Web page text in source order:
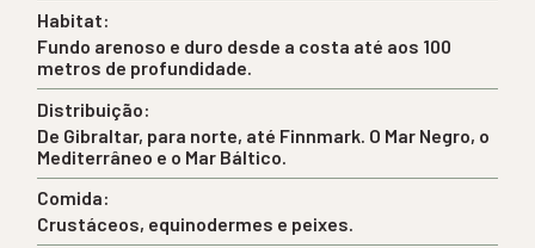
Habitat:
Fundo arenoso e duro desde a costa até aos 100
metros de profundidade.
Distribuição:
De Gibraltar, para norte, até Finnmark. O Mar Negro, o
Mediterrâneo e o Mar Báltico.
Comida:
Crustáceos, equinodermes e peixes.